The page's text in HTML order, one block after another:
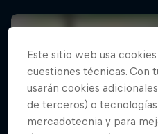
Este sitio web usa
cuestiones técnicas. Con
usarán cookies
de terceros) o
mercadotecnia y para